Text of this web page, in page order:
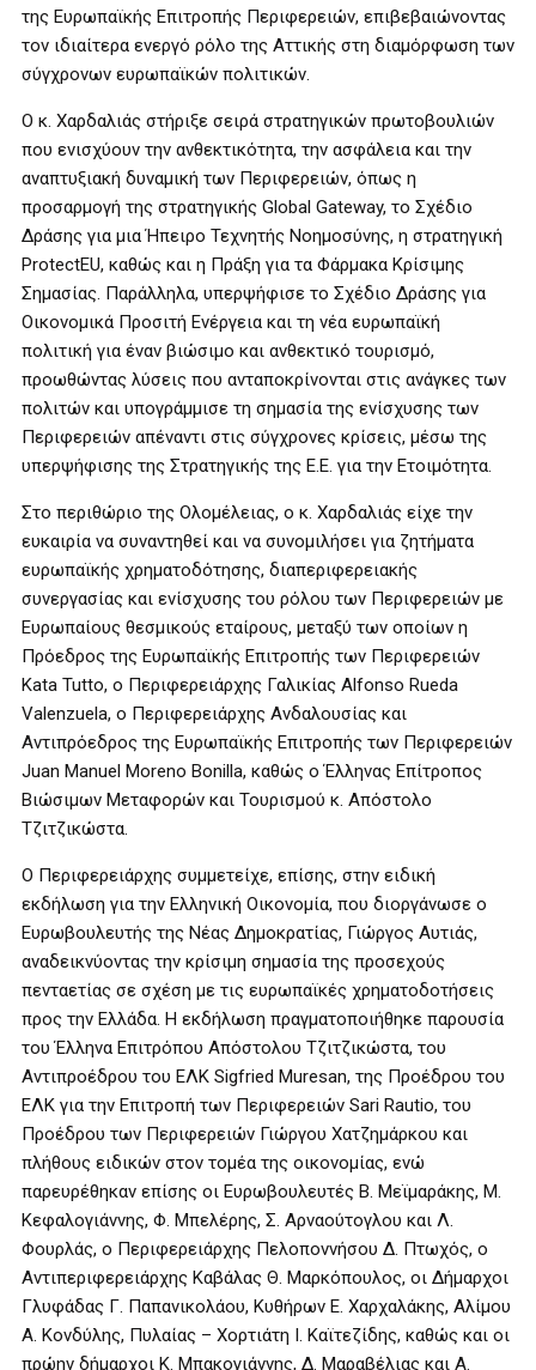
της Ευρωπαϊκής Επιτροπής Περιφερειών, επιβεβαιώνοντας
τον ιδιαίτερα ενεργό ρόλο της Αττικής στη διαμόρφωση των
σύγχρονων ευρωπαϊκών πολιτικών.
Ο κ. Χαρδαλιάς στήριξε σειρά στρατηγικών πρωτοβουλιών
που ενισχύουν την ανθεκτικότητα, την ασφάλεια και την
αναπτυξιακή δυναμική των Περιφερειών, όπως η
προσαρμογή της στρατηγικής Global Gateway, το Σχέδιο
Δράσης για μια Ήπειρο Τεχνητής Νοημοσύνης, η στρατηγική
ProtectEU, καθώς και η Πράξη για τα Φάρμακα Κρίσιμης
Σημασίας. Παράλληλα, υπερψήφισε το Σχέδιο Δράσης για
Οικονομικά Προσιτή Ενέργεια και τη νέα ευρωπαϊκή
πολιτική για έναν βιώσιμο και ανθεκτικό τουρισμό,
προωθώντας λύσεις που ανταποκρίνονται στις ανάγκες των
πολιτών και υπογράμμισε τη σημασία της ενίσχυσης των
Περιφερειών απέναντι στις σύγχρονες κρίσεις, μέσω της
υπερψήφισης της Στρατηγικής της Ε.Ε. για την Ετοιμότητα.
Στο περιθώριο της Ολομέλειας, ο κ. Χαρδαλιάς είχε την
ευκαιρία να συναντηθεί και να συνομιλήσει για ζητήματα
ευρωπαϊκής χρηματοδότησης, διαπεριφερειακής
συνεργασίας και ενίσχυσης του ρόλου των Περιφερειών με
Ευρωπαίους θεσμικούς εταίρους, μεταξύ των οποίων η
Πρόεδρος της Ευρωπαϊκής Επιτροπής των Περιφερειών
Kata Tutto, ο Περιφερειάρχης Γαλικίας Alfonso Rueda
Valenzuela, ο Περιφερειάρχης Ανδαλουσίας και
Αντιπρόεδρος της Ευρωπαϊκής Επιτροπής των Περιφερειών
Juan Manuel Moreno Bonilla, καθώς ο Έλληνας Επίτροπος
Βιώσιμων Μεταφορών και Τουρισμού κ. Απόστολο
Τζιτζικώστα.
Ο Περιφερειάρχης συμμετείχε, επίσης, στην ειδική
εκδήλωση για την Ελληνική Οικονομία, που διοργάνωσε ο
Ευρωβουλευτής της Νέας Δημοκρατίας, Γιώργος Αυτιάς,
αναδεικνύοντας την κρίσιμη σημασία της προσεχούς
πενταετίας σε σχέση με τις ευρωπαϊκές χρηματοδοτήσεις
προς την Ελλάδα. Η εκδήλωση πραγματοποιήθηκε παρουσία
του Έλληνα Επιτρόπου Απόστολου Τζιτζικώστα, του
Αντιπροέδρου του ΕΛΚ Sigfried Muresan, της Προέδρου του
ΕΛΚ για την Επιτροπή των Περιφερειών Sari Rautio, του
Προέδρου των Περιφερειών Γιώργου Χατζημάρκου και
πλήθους ειδικών στον τομέα της οικονομίας, ενώ
παρευρέθηκαν επίσης οι Ευρωβουλευτές Β. Μεϊμαράκης, Μ.
Κεφαλογιάννης, Φ. Μπελέρης, Σ. Αρναούτογλου και Λ.
Φουρλάς, ο Περιφερειάρχης Πελοποννήσου Δ. Πτωχός, ο
Αντιπεριφερειάρχης Καβάλας Θ. Μαρκόπουλος, οι Δήμαρχοι
Γλυφάδας Γ. Παπανικολάου, Κυθήρων Ε. Χαρχαλάκης, Αλίμου
Α. Κονδύλης, Πυλαίας – Χορτιάτη Ι. Καϊτεζίδης, καθώς και οι
πρώην δήμαρχοι Κ. Μπακογιάννης, Δ. Μαραβέλιας και Α.